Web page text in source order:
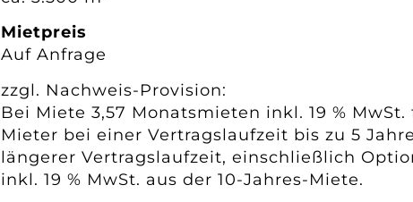
Mietpreis
Auf Anfrage
zzgl. Nachweis-Provision:
Bei Miete 3,57 Monatsmieten inkl. 19 % MwSt.
Mieter bei einer Vertragslaufzeit bis zu 5
längerer Vertragslaufzeit, einschließlich
inkl. 19 % MwSt. aus der 10-Jahres-Miete.